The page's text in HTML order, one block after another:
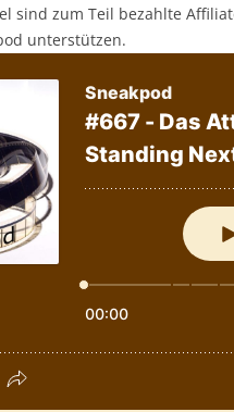
sind zum Teil bezahlte
unterstützen.